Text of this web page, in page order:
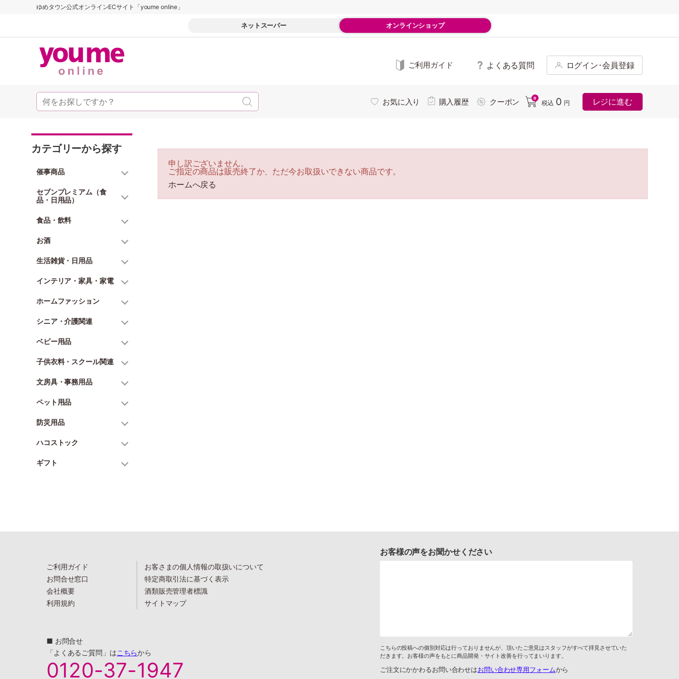
ゆめタウン公式オンラインECサイト「youme online」
ネットスーパー オンラインショップ
ご利用ガイド よくある質問 ログイン･会員登録
お気に入り 購入履歴 クーポン 0
税込 0 円 レジに進む
カテゴリーから探す
催事商品
セブンプレミアム（食
品・日用品）
食品・飲料
お酒
生活雑貨・日用品
インテリア・家具・家電
ホームファッション
シニア・介護関連
ベビー用品
子供衣料・スクール関連
文房具・事務用品
ペット用品
防災用品
ハコストック
ギフト
申し訳ございません。
ご指定の商品は販売終了か、ただ今お取扱いできない商品です。
ホームへ戻る
ご利用ガイド
お問合せ窓口
会社概要
利用規約
お客さまの個人情報の取扱いについて
特定商取引法に基づく表示
酒類販売管理者標識
サイトマップ
■ お問合せ
「よくあるご質問」はこちらから
0120-37-1947
お客様の声をお聞かせください
こちらの投稿への個別対応は行っておりませんが、頂いたご意見はスタッフがすべて拝見させていた
だきます。お客様の声をもとに商品開発・サイト改善を行ってまいります。
ご注文にかかわるお問い合わせはお問い合わせ専用フォームから